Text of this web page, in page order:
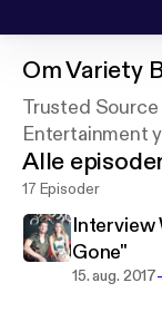
OmVariety
Trusted
Entertainment
Alle
17 Episoder
Interview
Gone"
15. aug. 2017